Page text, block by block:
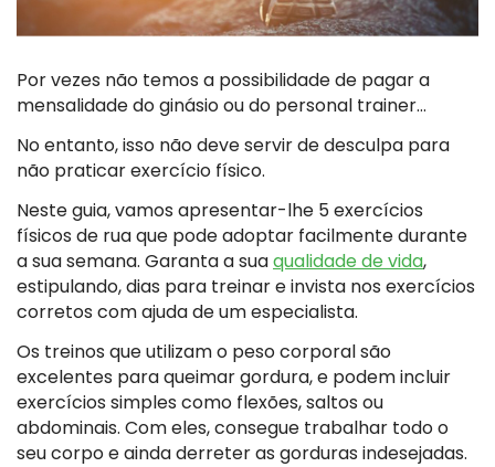
Por vezes não temos a possibilidade de pagar a
mensalidade do ginásio ou do personal trainer…
No entanto, isso não deve servir de desculpa para
não praticar exercício físico.
Neste guia, vamos apresentar-lhe 5 exercícios
físicos de rua que pode adoptar facilmente durante
a sua semana. Garanta a suaqualidade de vida,
estipulando, dias para treinar e invista nos exercícios
corretos com ajuda de um especialista.
Os treinos que utilizam o peso corporal são
excelentes para queimar gordura, e podem incluir
exercícios simples como flexões, saltos ou
abdominais. Com eles, consegue trabalhar todo o
seu corpo e ainda derreter as gorduras indesejadas.